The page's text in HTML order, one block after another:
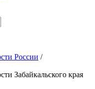
России /
Забайкальского края